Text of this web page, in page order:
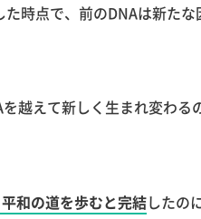
時点で、前のDNAは新たな
越えて新しく生まれ変わる
和の道を歩むと完結したのに